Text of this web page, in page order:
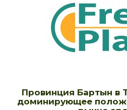
Провинция Бартын в
доминирующее